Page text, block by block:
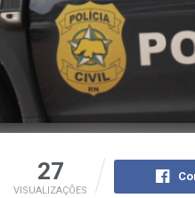
27
VISUALIZAÇÕES